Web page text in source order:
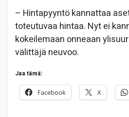
– Hintapyyntö kannattaa
toteutuvaa hintaa. Nyt ei
kokeilemaan onneaan
välittäjä neuvoo.
Jaa tämä:
Facebook X